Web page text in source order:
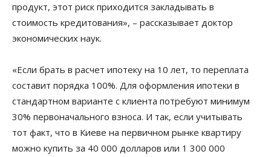
продукт, этот риск приходится закладывать в
стоимость кредитования», – рассказывает доктор
экономических наук.
«Если брать в расчет ипотеку на 10 лет, то переплата
составит порядка 100%. Для оформления ипотеки в
стандартном варианте с клиента потребуют минимум
30% первоначального взноса. И так, если учитывать
тот факт, что в Киеве на первичном рынке квартиру
можно купить за 40 000 долларов или 1 300 000